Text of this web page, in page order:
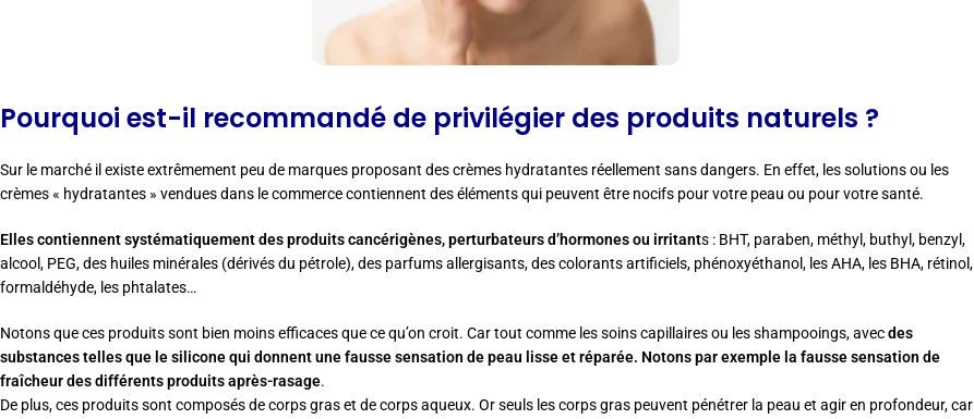
Pourquoi est-il recommandé de privilégier des produits naturels ?
Sur le marché il existe extrêmement peu de marques proposant des crèmes hydratantes réellement sans dangers. En effet, les solutions ou les
crèmes « hydratantes » vendues dans le commerce contiennent des éléments qui peuvent être nocifs pour votre peau ou pour votre santé.
Elles contiennent systématiquement des produits cancérigènes, perturbateurs d’hormones ou irritants : BHT, paraben, méthyl, buthyl, benzyl,
alcool, PEG, des huiles minérales (dérivés du pétrole), des parfums allergisants, des colorants artificiels, phénoxyéthanol, les AHA, les BHA, rétinol,
formaldéhyde, les phtalates…
Notons que ces produits sont bien moins efficaces que ce qu’on croit. Car tout comme les soins capillaires ou les shampooings, avecdes
substances telles que le silicone qui donnent une fausse sensation de peau lisse et réparée. Notons par exemple la fausse sensation de
fraîcheur des différents produits après-rasage.
De plus, ces produits sont composés de corps gras et de corps aqueux. Or seuls les corps gras peuvent pénétrer la peau et agir en profondeur, car